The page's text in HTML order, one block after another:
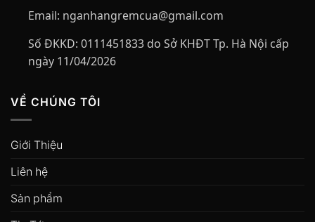
Email: nganhangremcua@gmail.com
Số ĐKKD: 0111451833 do Sở KHĐT Tp. Hà Nội cấp
ngày 11/04/2026
VỀ CHÚNG TÔI
Giới Thiệu
Liên hệ
Sản phẩm